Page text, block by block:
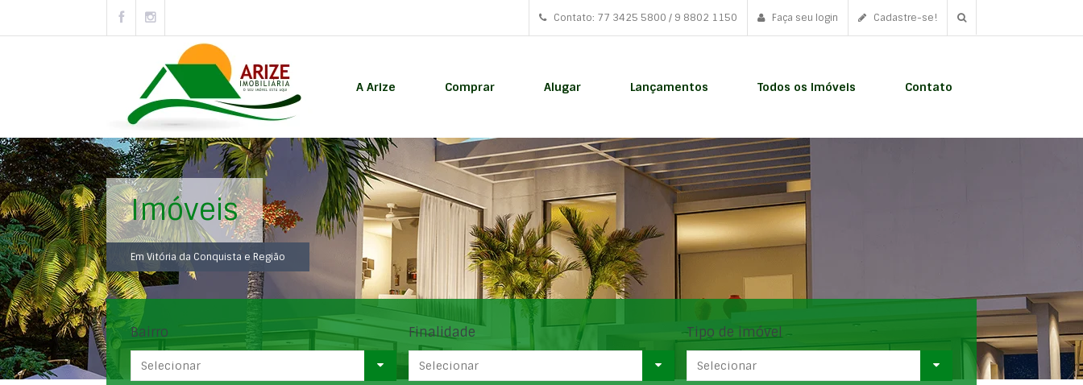
Contato: 77 3425 5800 / 9 8802 1150 Faça seu login Cadastre-se!
A Arize Comprar Alugar Lançamentos Todos os Imóveis Contato
Imóveis
Em Vitória da Conquista e Região
Bairro
Selecionar
Finalidade
Selecionar
Tipo de imóvel
Selecionar